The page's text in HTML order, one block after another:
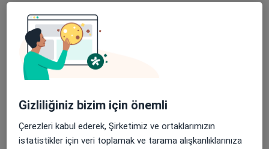
Cilt Renk Tonu Eşitlemesi
Dermapen
Dolgu
Dudak Dolgusu
El Dolgusu
Gizliliğiniz bizim için önemli
Çerezleri kabul ederek, Şirketimiz ve ortaklarımızın
istatistikler için veri toplamak ve tarama alışkanlıklarınıza